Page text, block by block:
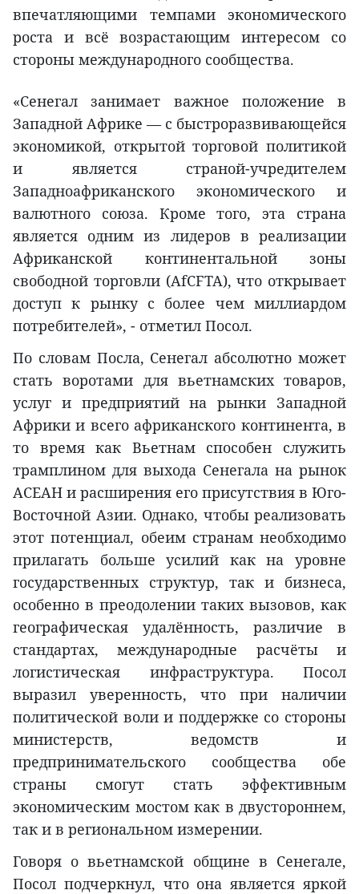
впечатляющими темпами экономического
роста и всё возрастающим интересом со
стороны международного сообщества.
«Сенегал занимает важное положение в
Западной Африке — с быстроразвивающейся
экономикой, открытой торговой политикой
и является страной-учредителем
Западноафриканского экономического и
валютного союза. Кроме того, эта страна
является одним из лидеров в реализации
Африканской континентальной зоны
свободной торговли (AfCFTA), что открывает
доступ к рынку с более чем миллиардом
потребителей», - отметил Посол.
По словам Посла, Сенегал абсолютно может
стать воротами для вьетнамских товаров,
услуг и предприятий на рынки Западной
Африки и всего африканского континента, в
то время как Вьетнам способен служить
трамплином для выхода Сенегала на рынок
АСЕАН и расширения его присутствия в Юго-
Восточной Азии. Однако, чтобы реализовать
этот потенциал, обеим странам необходимо
прилагать больше усилий как на уровне
государственных структур, так и бизнеса,
особенно в преодолении таких вызовов, как
географическая удалённость, различие в
стандартах, международные расчёты и
логистическая инфраструктура. Посол
выразил уверенность, что при наличии
политической воли и поддержке со стороны
министерств, ведомств и
предпринимательского сообщества обе
страны смогут стать эффективным
экономическим мостом как в двустороннем,
так и в региональном измерении.
Говоря о вьетнамской общине в Сенегале,
Посол подчеркнул, что она является яркой